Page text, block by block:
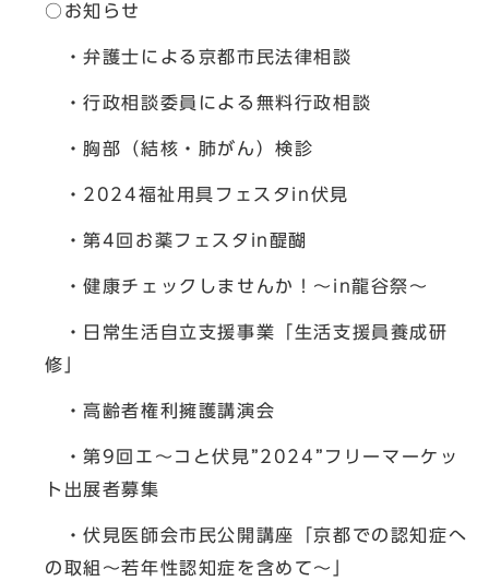
○お知らせ
・弁護士による京都市民法律相談
・行政相談委員による無料行政相談
・胸部（結核・肺がん）検診
・2024福祉用具フェスタin伏見
・第4回お薬フェスタin醍醐
・健康チェックしませんか！～in龍谷祭～
・日常生活自立支援事業「生活支援員養成研
修」
・高齢者権利擁護講演会
・第9回エ～コと伏見”2024”フリーマーケッ
ト出展者募集
・伏見医師会市民公開講座「京都での認知症へ
の取組～若年性認知症を含めて～」